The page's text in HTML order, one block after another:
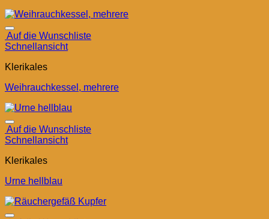
Auf die Wunschliste
Schnellansicht
Klerikales
Weihrauchkessel, mehrere
Auf die Wunschliste
Schnellansicht
Klerikales
Urne hellblau